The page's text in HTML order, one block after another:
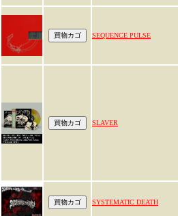
SEQUENCE PULSE
SLAVER
SYSTEMATIC DEATH